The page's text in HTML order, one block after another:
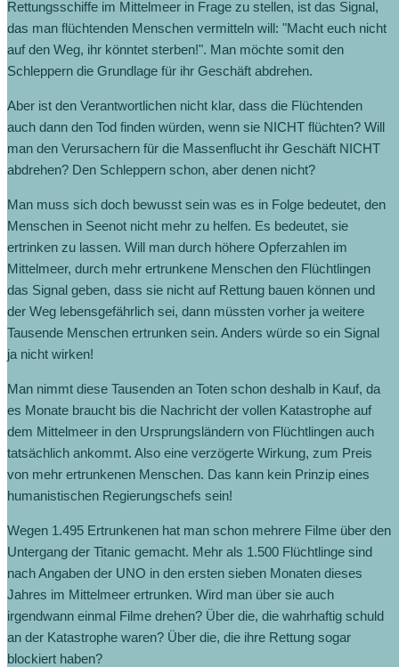
Rettungsschiffe im Mittelmeer in Frage zu stellen, ist das Signal,
das man flüchtenden Menschen vermitteln will: "Macht euch nicht
auf den Weg, ihr könntet sterben!". Man möchte somit den
Schleppern die Grundlage für ihr Geschäft abdrehen.
Aber ist den Verantwortlichen nicht klar, dass die Flüchtenden
auch dann den Tod finden würden, wenn sie NICHT flüchten? Will
man den Verursachern für die Massenflucht ihr Geschäft NICHT
abdrehen? Den Schleppern schon, aber denen nicht?
Man muss sich doch bewusst sein was es in Folge bedeutet, den
Menschen in Seenot nicht mehr zu helfen. Es bedeutet, sie
ertrinken zu lassen. Will man durch höhere Opferzahlen im
Mittelmeer, durch mehr ertrunkene Menschen den Flüchtlingen
das Signal geben, dass sie nicht auf Rettung bauen können und
der Weg lebensgefährlich sei, dann müssten vorher ja weitere
Tausende Menschen ertrunken sein. Anders würde so ein Signal
ja nicht wirken!
Man nimmt diese Tausenden an Toten schon deshalb in Kauf, da
es Monate braucht bis die Nachricht der vollen Katastrophe auf
dem Mittelmeer in den Ursprungsländern von Flüchtlingen auch
tatsächlich ankommt. Also eine verzögerte Wirkung, zum Preis
von mehr ertrunkenen Menschen. Das kann kein Prinzip eines
humanistischen Regierungschefs sein!
Wegen 1.495 Ertrunkenen hat man schon mehrere Filme über den
Untergang der Titanic gemacht. Mehr als 1.500 Flüchtlinge sind
nach Angaben der UNO in den ersten sieben Monaten dieses
Jahres im Mittelmeer ertrunken. Wird man über sie auch
irgendwann einmal Filme drehen? Über die, die wahrhaftig schuld
an der Katastrophe waren? Über die, die ihre Rettung sogar
blockiert haben?